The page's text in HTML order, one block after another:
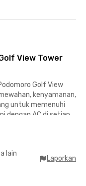
View Tower
Golf View
kenyamanan,
untuk memenuhi
dengan AC di setiap
yang sudah
Dengan konsep
maksimal
lain
Laporkan